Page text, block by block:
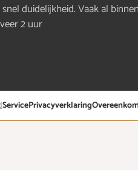
duidelijkheid. Vaak al
2 uur
ServicePrivacyverklaring